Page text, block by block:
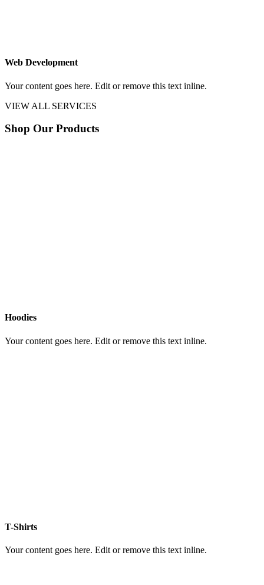
Web Development
Your content goes here. Edit or remove this text inline.
VIEW ALL SERVICES
Shop Our Products
Hoodies
Your content goes here. Edit or remove this text inline.
T-Shirts
Your content goes here. Edit or remove this text inline.